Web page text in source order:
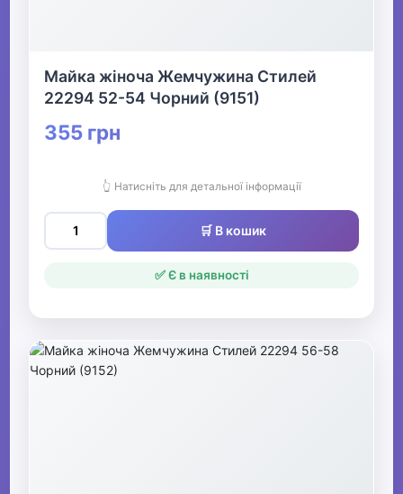
Майка жіноча Жемчужина Стилей
22294 52-54 Чорний (9151)
355 грн
👆 Натисніть для детальної інформації
🛒 В кошик
✅ Є в наявності